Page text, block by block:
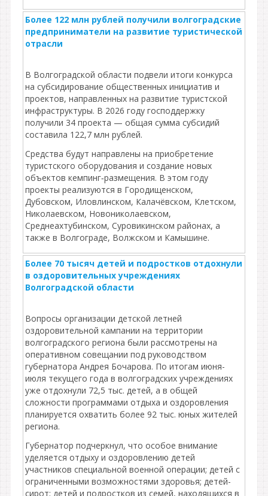
Более 122 млн рублей получили волгоградские
предприниматели на развитие туристической
отрасли
В Волгоградской области подвели итоги конкурса
на субсидирование общественных инициатив и
проектов, направленных на развитие туристской
инфраструктуры. В 2026 году господдержку
получили 34 проекта — общая сумма субсидий
составила 122,7 млн рублей.
Средства будут направлены на приобретение
туристского оборудования и создание новых
объектов кемпинг‑размещения. В этом году
проекты реализуются в Городищенском,
Дубовском, Иловлинском, Калачёвском, Клетском,
Николаевском, Новониколаевском,
Среднеахтубинском, Суровикинском районах, а
также в Волгограде, Волжском и Камышине.
Более 70 тысяч детей и подростков отдохнули
в оздоровительных учреждениях
Волгоградской области
Вопросы организации детской летней
оздоровительной кампании на территории
волгоградского региона были рассмотрены на
оперативном совещании под руководством
губернатора Андрея Бочарова. По итогам июня-
июля текущего года в волгоградских учреждениях
уже отдохнули 72,5 тыс. детей, а в общей
сложности программами отдыха и оздоровления
планируется охватить более 92 тыс. юных жителей
региона.
Губернатор подчеркнул, что особое внимание
уделяется отдыху и оздоровлению детей
участников специальной военной операции; детей с
ограниченными возможностями здоровья; детей-
сирот; детей и подростков из семей, находящихся в